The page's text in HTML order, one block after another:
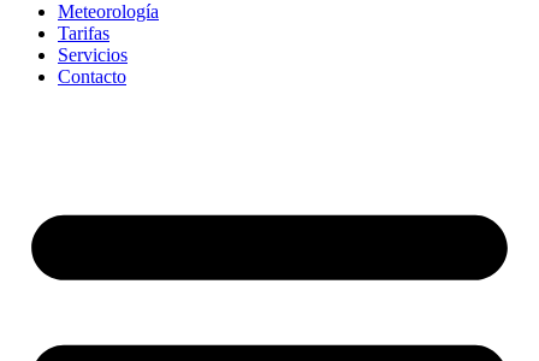
Meteorología
Tarifas
Servicios
Contacto